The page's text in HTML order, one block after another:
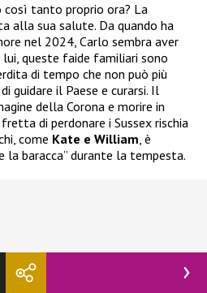
così tanto proprio ora? La
alla sua salute. Da quando ha
nel 2024, Carlo sembra aver
queste faide familiari sono
di tempo che non può più
guidare il Paese e curarsi. Il
della Corona e morire in
di perdonare i Sussex rischia
come Kate e William, è
la baracca” durante la tempesta.